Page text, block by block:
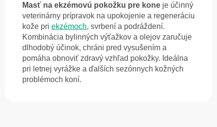
Masť na ekzémovú pokožku pre kone je účinný
veterinárny prípravok na upokojenie a regeneráciu
kože pri ekzémoch, svrbení a podráždení.
Kombinácia bylinných výťažkov a olejov zaručuje
dlhodobý účinok, chráni pred vysušením a
pomáha obnoviť zdravý vzhľad pokožky. Ideálna
pri letnej vyrážke a ďalších sezónnych kožných
problémoch koní.